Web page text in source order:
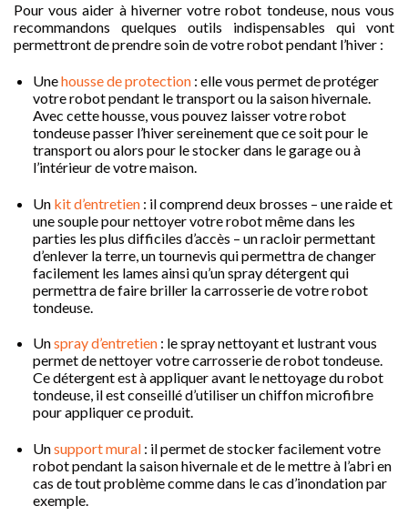
Pour vous aider à hiverner votre robot tondeuse, nous vous
recommandons quelques outils indispensables qui vont
permettront de prendre soin de votre robot pendant l’hiver :
Unehousse de protection: elle vous permet de protéger
votre robot pendant le transport ou la saison hivernale.
Avec cette housse, vous pouvez laisser votre robot
tondeuse passer l’hiver sereinement que ce soit pour le
transport ou alors pour le stocker dans le garage ou à
l’intérieur de votre maison.
Un kit d’entretien: il comprend deux brosses – une raide et
une souple pour nettoyer votre robot même dans les
parties les plus difficiles d’accès – un racloir permettant
d’enlever la terre, un tournevis qui permettra de changer
facilement les lames ainsi qu’un spray détergent qui
permettra de faire briller la carrosserie de votre robot
tondeuse.
Unspray d’entretien: le spray nettoyant et lustrant vous
permet de nettoyer votre carrosserie de robot tondeuse.
Ce détergent est à appliquer avant le nettoyage du robot
tondeuse, il est conseillé d’utiliser un chiffon microfibre
pour appliquer ce produit.
Unsupport mural: il permet de stocker facilement votre
robot pendant la saison hivernale et de le mettre à l’abri en
cas de tout problème comme dans le cas d’inondation par
exemple.